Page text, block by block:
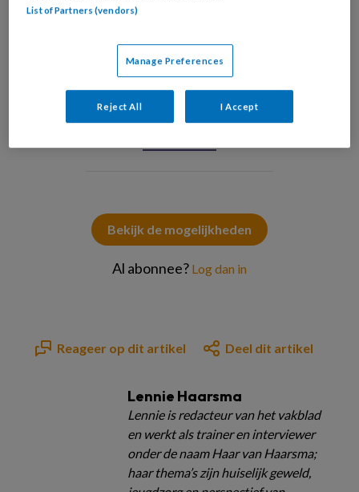
AdobeStock Andrey Popov
Bekijk de mogelijkheden
Al abonnee? Log dan in
Reageer op dit artikel Deel dit artikel
Lennie Haarsma
Lennie is redacteur van het vakblad
en werkt als trainer en interviewer
onder de naam Haar van Haarsma;
haar thema’s zijn huiselijk geweld,
List of Partners (vendors)
Manage Preferences
Reject All I Accept